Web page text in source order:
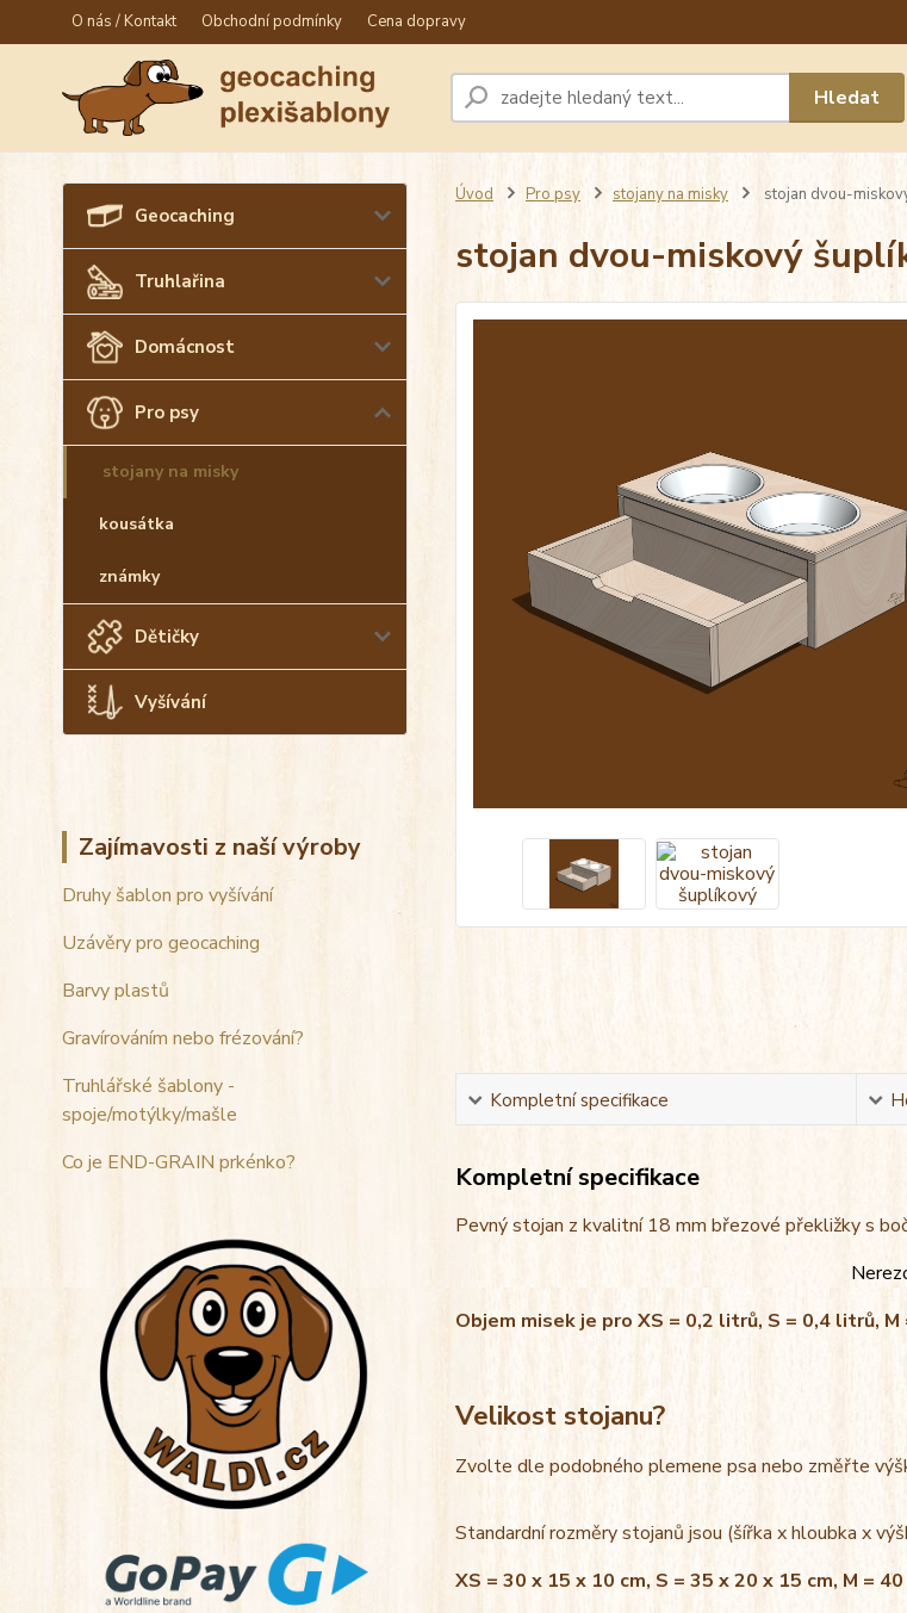
O nás / Kontakt Obchodní podmínky Cena dopravy
Hledat
Geocaching
Truhlařina
Domácnost
Pro psy
stojany na misky
kousátka
známky
Dětičky
Vyšívání
Zajímavosti z naší výroby
Druhy šablon pro vyšívání
Uzávěry pro geocaching
Barvy plastů
Gravírováním nebo frézování?
Truhlářské šablony -
spoje/motýlky/mašle
Co je END-GRAIN prkénko?
Úvod Pro psy stojany na misky stojan dvou-
stojan dvou-miskový
Kompletní specifikace
Kompletní specifikace
Pevný stojan z kvalitní 18 mm březové překližky s
Objem misek je pro XS = 0,2 litrů, S = 0,4 litrů,
Velikost stojanu?
Zvolte dle podobného plemene psa nebo změřte
Standardní rozměry stojanů jsou (šířka x hloubka x
XS = 30 x 15 x 10 cm, S = 35 x 20 x 15 cm, M =